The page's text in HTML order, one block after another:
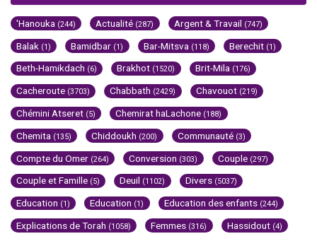
'Hanouka (244) Actualité (287) Argent & Travail (747)
Balak (1) Bamidbar (1) Bar-Mitsva (118) Berechit (1)
Beth-Hamikdach (6) Brakhot (1520) Brit-Mila (176)
Cacheroute (3703) Chabbath (2429) Chavouot (219)
Chémini Atseret (5) Chemirat haLachone (188)
Chemita (135) Chiddoukh (200) Communauté (3)
Compte du Omer (264) Conversion (303) Couple (297)
Couple et Famille (5) Deuil (1102) Divers (5037)
Education (1) Education (1) Education des enfants (244)
Explications de Torah (1058) Femmes (316) Hassidout (4)